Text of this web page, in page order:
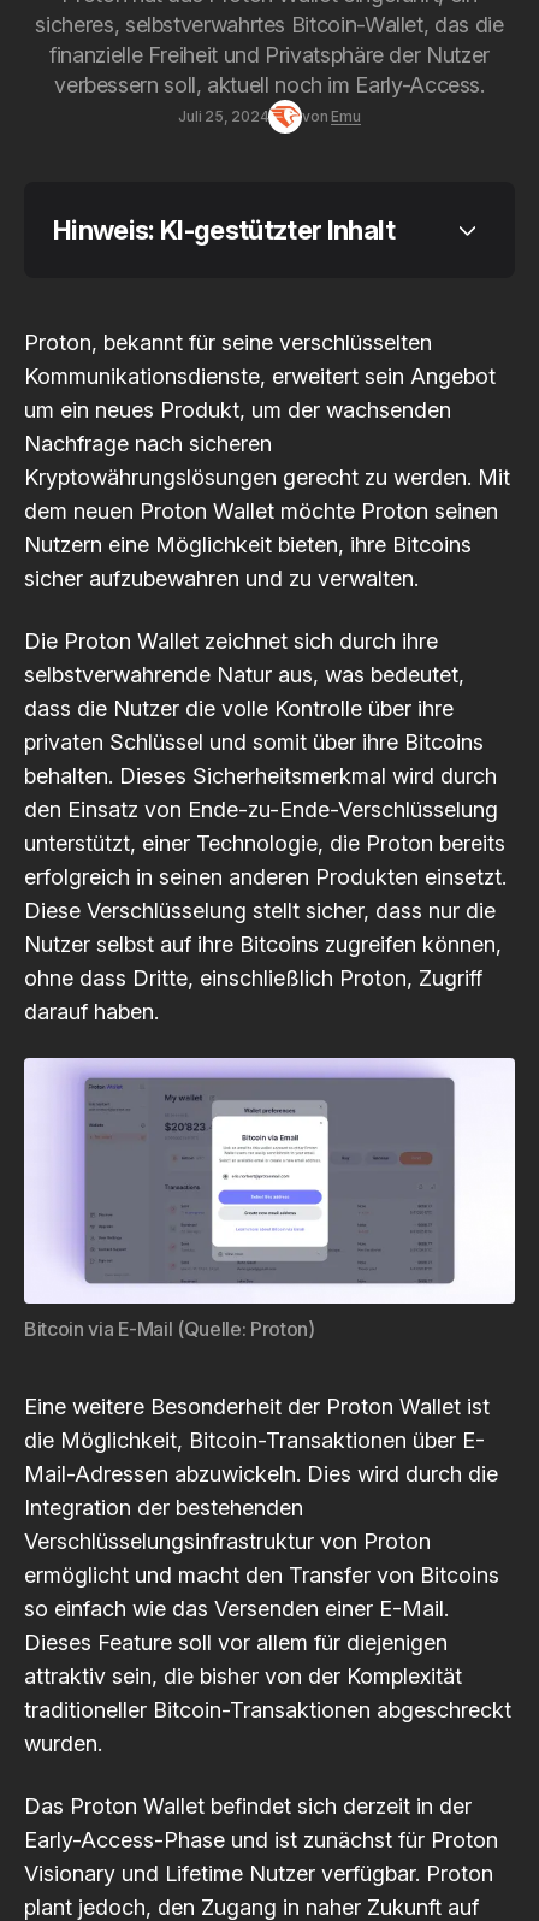
sicheres, selbstverwahrtes Bitcoin-Wallet, das die
finanzielle Freiheit und Privatsphäre der Nutzer
verbessern soll, aktuell noch im Early-Access.
Juli 25, 2024 von Emu
Hinweis: KI-gestützter Inhalt
Code of Conduct
Proton, bekannt für seine verschlüsselten
Kommunikationsdienste, erweitert sein Angebot
um ein neues Produkt, um der wachsenden
Nachfrage nach sicheren
Kryptowährungslösungen gerecht zu werden. Mit
dem neuen Proton Wallet möchte Proton seinen
Nutzern eine Möglichkeit bieten, ihre Bitcoins
sicher aufzubewahren und zu verwalten.
Die Proton Wallet zeichnet sich durch ihre
selbstverwahrende Natur aus, was bedeutet,
dass die Nutzer die volle Kontrolle über ihre
privaten Schlüssel und somit über ihre Bitcoins
behalten. Dieses Sicherheitsmerkmal wird durch
den Einsatz von Ende-zu-Ende-Verschlüsselung
unterstützt, einer Technologie, die Proton bereits
erfolgreich in seinen anderen Produkten einsetzt.
Diese Verschlüsselung stellt sicher, dass nur die
Nutzer selbst auf ihre Bitcoins zugreifen können,
ohne dass Dritte, einschließlich Proton, Zugriff
darauf haben.
Bitcoin via E-Mail (Quelle: Proton)
Eine weitere Besonderheit der Proton Wallet ist
die Möglichkeit, Bitcoin-Transaktionen über E-
Mail-Adressen abzuwickeln. Dies wird durch die
Integration der bestehenden
Verschlüsselungsinfrastruktur von Proton
ermöglicht und macht den Transfer von Bitcoins
so einfach wie das Versenden einer E-Mail.
Dieses Feature soll vor allem für diejenigen
attraktiv sein, die bisher von der Komplexität
traditioneller Bitcoin-Transaktionen abgeschreckt
wurden.
Das Proton Wallet befindet sich derzeit in der
Early-Access-Phase und ist zunächst für Proton
Visionary und Lifetime Nutzer verfügbar. Proton
plant jedoch, den Zugang in naher Zukunft auf